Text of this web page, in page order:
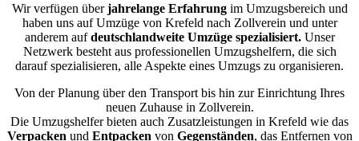
Wir verfügen überjahrelange Erfahrungim Umzugsbereich und
haben uns auf Umzüge von Krefeld nach Zollverein und unter
anderem aufdeutschlandweite Umzüge spezialisiert.Unser
Netzwerk besteht aus professionellen Umzugshelfern, die sich
darauf spezialisieren, alle Aspekte eines Umzugs zu organisieren.
Von der Planung über den Transport bis hin zur Einrichtung Ihres
neuen Zuhause in Zollverein.
Die Umzugshelfer bieten auch Zusatzleistungen in Krefeld wie das
Verpacken und Entpacken von Gegenständen, das Entfernen von